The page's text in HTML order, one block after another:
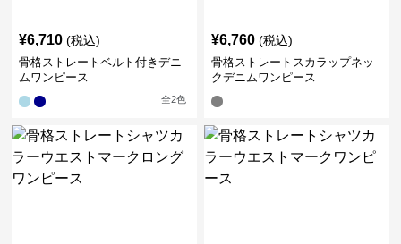
¥6,710 (税込)
骨格ストレートベルト付きデニ
ムワンピース
全2色
¥6,760 (税込)
骨格ストレートスカラップネッ
クデニムワンピース